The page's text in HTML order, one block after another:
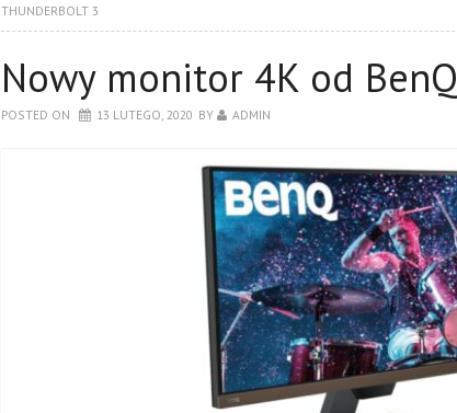
THUNDERBOLT 3
Nowy monitor 4K od BenQ
POSTED ON 13 LUTEGO, 2020 BY ADMIN